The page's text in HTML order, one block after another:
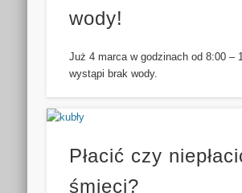
wody!
Już 4 marca w godzinach od 8:00 –
wystąpi brak wody.
Płacić czy
śmieci?